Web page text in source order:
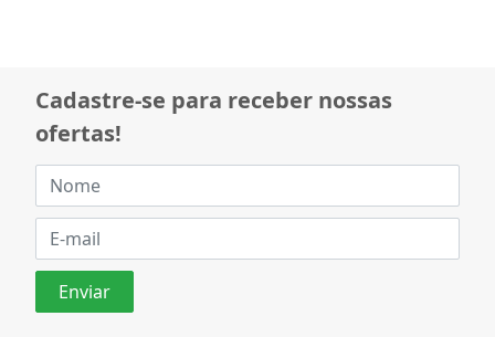
Cadastre-se para receber nossas
ofertas!